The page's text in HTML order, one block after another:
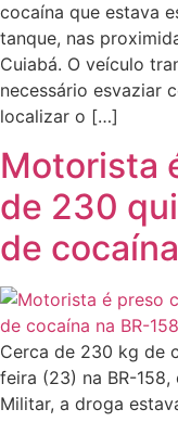
cocaína que estava
tanque, nas
Cuiabá. O veículo
necessário esvaziar
localizar o […]
Motorista
de 230
de
Cerca de 230 kg de
feira (23) na BR-158,
Militar, a droga